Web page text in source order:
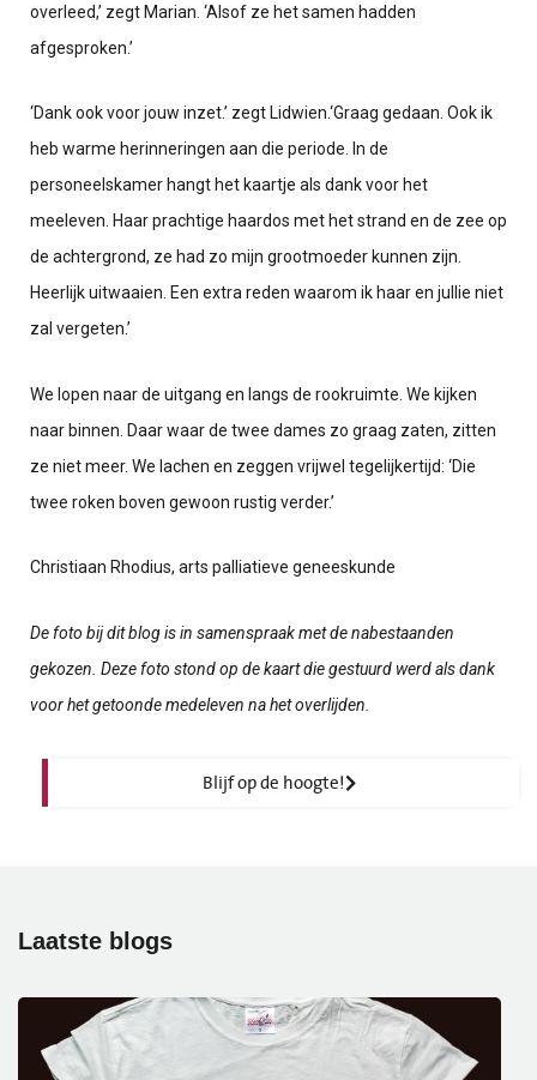
overleed,’ zegt Marian. ‘Alsof ze het samen hadden
afgesproken.’
‘Dank ook voor jouw inzet.’ zegt Lidwien.‘Graag gedaan. Ook ik
heb warme herinneringen aan die periode. In de
personeelskamer hangt het kaartje als dank voor het
meeleven. Haar prachtige haardos met het strand en de zee op
de achtergrond, ze had zo mijn grootmoeder kunnen zijn.
Heerlijk uitwaaien. Een extra reden waarom ik haar en jullie niet
zal vergeten.’
We lopen naar de uitgang en langs de rookruimte. We kijken
naar binnen. Daar waar de twee dames zo graag zaten, zitten
ze niet meer. We lachen en zeggen vrijwel tegelijkertijd: ‘Die
twee roken boven gewoon rustig verder.’
Christiaan Rhodius, arts palliatieve geneeskunde
De foto bij dit blog is in samenspraak met de nabestaanden
gekozen. Deze foto stond op de kaart die gestuurd werd als dank
voor het getoonde medeleven na het overlijden.
Blijf op de hoogte!
Laatste blogs